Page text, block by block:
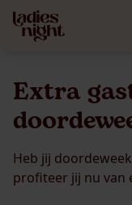
Extra
Heb jij
profiteer jij nu van